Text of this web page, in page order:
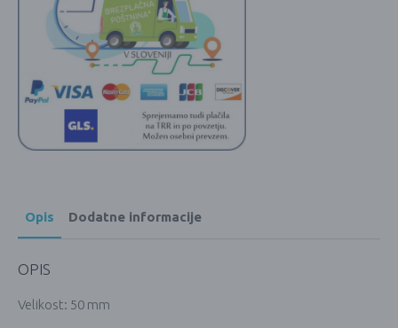
Opis Dodatne informacije
OPIS
Velikost: 50 mm